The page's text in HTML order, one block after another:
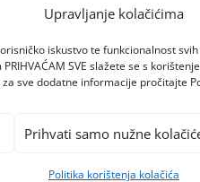
Upravljanje kolačićima
iskustvo te funkcionalnost
SVE slažete se s
sve dodatne informacije pročitajte
Prihvati samo nužne
Politika korištenja kolačića